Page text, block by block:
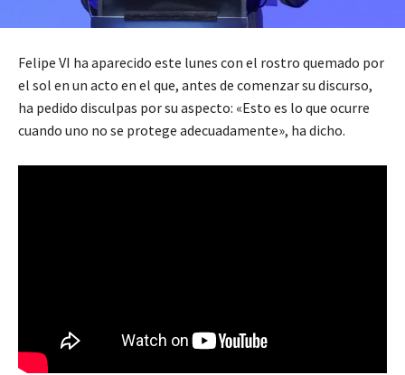
Felipe VI ha aparecido este lunes con el rostro quemado por
el sol en un acto en el que, antes de comenzar su discurso,
ha pedido disculpas por su aspecto: «Esto es lo que ocurre
cuando uno no se protege adecuadamente», ha dicho.